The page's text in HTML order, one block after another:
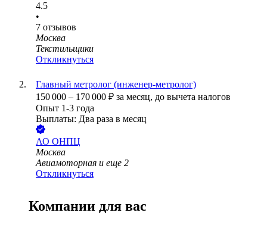
4.5
•
7 отзывов
Москва
Текстильщики
Откликнуться
Главный метролог (инженер-метролог)
150 000 – 170 000 ₽ за месяц, до вычета налогов
Опыт 1-3 года
Выплаты: Два раза в месяц
АО ОНПЦ
Москва
Авиамоторная и еще 2
Откликнуться
Компании для вас